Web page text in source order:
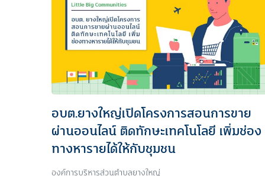
อบต.ยางใหญ่เปิดโครงการสอนการขาย
ผ่านออนไลน์ ติดทักษะเทคโนโลยี เพิ่มช่อง
ทางหารายได้ให้กับชุมชน
องค์การบริหารส่วนตำบลยางใหญ่